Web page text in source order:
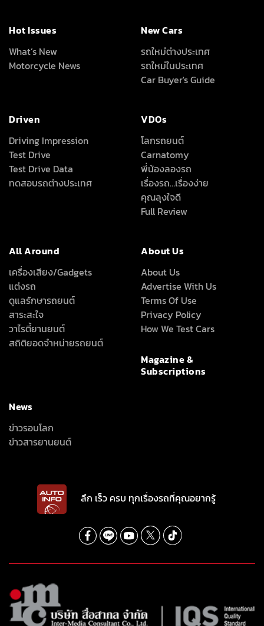
Hot Issues
What’s New
Motorcycle News
New Cars
รถใหม่ต่างประเทศ
รถใหม่ในประเทศ
Car Buyer's Guide
Driven
Driving Impression
Test Drive
Test Drive Data
ทดสอบรถต่างประเทศ
VDOs
โลกรถยนต์
Carnatomy
พี่น้องลองรถ
เรื่องรถ…เรื่องง่าย
คุณลุงใจดี
Full Review
All Around
เครื่องเสียง/Gadgets
แต่งรถ
ดูแลรักษารถยนต์
สาระสะใจ
วาไรตี้ยานยนต์
สถิติยอดจำหน่ายรถยนต์
About Us
About Us
Advertise With Us
Terms Of Use
Privacy Policy
How We Test Cars
Magazine &
Subscriptions
News
ข่าวรอบโลก
ข่าวสารยานยนต์
ลึก เร็ว ครบ ทุกเรื่องรถที่คุณอยากรู้